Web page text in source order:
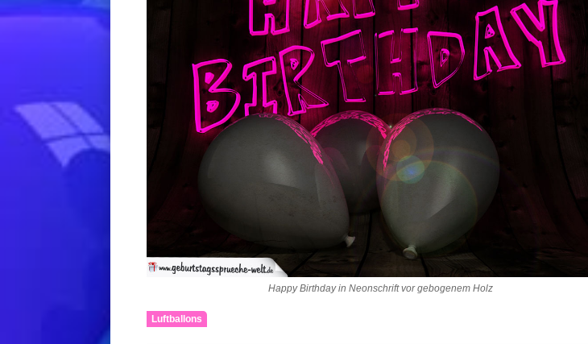
Happy Birthday in Neonschrift vor gebogenem Holz
Luftballons